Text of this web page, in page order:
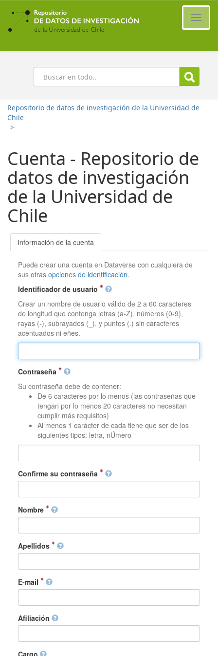
Ir
contenido
principal
Buscar
Repositorio de datos de investigación de la Universidad de
Chile
>
Cuenta - Repositorio de
datos de investigación
de la Universidad de
Chile
Información de la cuenta
Puede crear una cuenta en Dataverse con cualquiera de
sus otrasopciones de identificación.
Identificador de usuario
Crear un nombre de usuario válido de 2 a 60 caracteres
de longitud que contenga letras (a-Z), números (0-9),
rayas (-), subrayados (_), y puntos (.) sin caracteres
acentuados ni eñes.
Contraseña
Su contraseña debe de contener:
De 6 caracteres por lo menos (las contraseñas que
tengan por lo menos 20 caracteres no necesitan
cumplir más requisitos)
Al menos 1 carácter de cada tiene que ser de los
siguientes tipos: letra, nÚmero
Confirme su contraseña
Nombre
Apellidos
E-mail
Afiliación
Cargo